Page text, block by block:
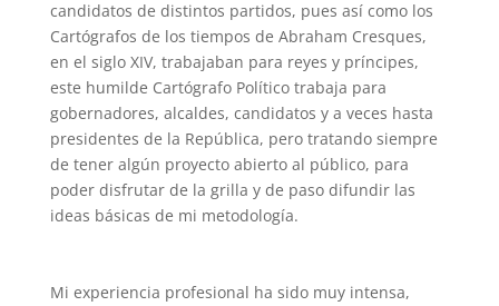
candidatos de distintos partidos, pues así como los
Cartógrafos de los tiempos de Abraham Cresques,
en el siglo XIV, trabajaban para reyes y príncipes,
este humilde Cartógrafo Político trabaja para
gobernadores, alcaldes, candidatos y a veces hasta
presidentes de la República, pero tratando siempre
de tener algún proyecto abierto al público, para
poder disfrutar de la grilla y de paso difundir las
ideas básicas de mi metodología.
Mi experiencia profesional ha sido muy intensa,